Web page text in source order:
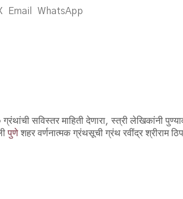
Email WhatsApp
सविस्तर माहिती देणारा, स्त्री लेखिकांनी
पुणे शहर वर्णनात्मक ग्रंथसूची ग्रंथ रवींद्र श्रीराम